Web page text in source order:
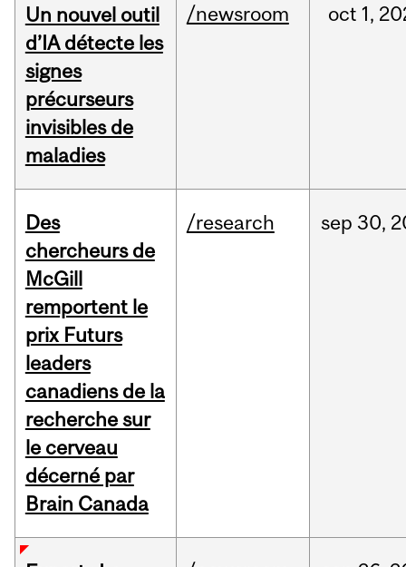
Un nouvel outil
d’IA détecte les
signes
précurseurs
invisibles de
maladies
/newsroom oct 1,
Des
chercheurs de
McGill
remportent le
prix Futurs
leaders
canadiens de la
recherche sur
le cerveau
décerné par
Brain Canada
/research sep 30,